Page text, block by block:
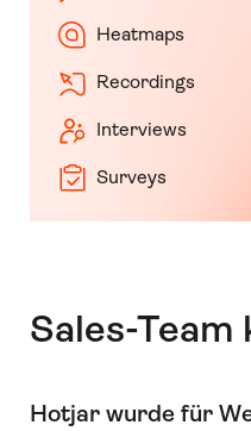
Heatmaps
Recordings
Interviews
Surveys
Sales-
Hotjar wurde für